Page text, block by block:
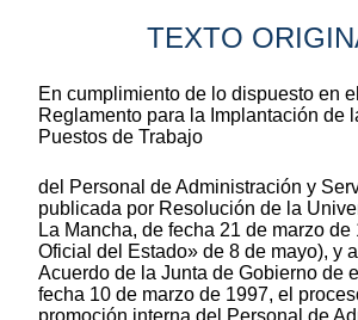
TEXTO
En cumplimiento de lo dispuesto en
Reglamento para la Implantación de
Puestos de Trabajo
del Personal de Administración y
publicada por Resolución de la
La Mancha, de fecha 21 de marzo
Oficial del Estado» de 8 de mayo), y
Acuerdo de la Junta de Gobierno de
fecha 10 de marzo de 1997, el
promoción interna del Personal de